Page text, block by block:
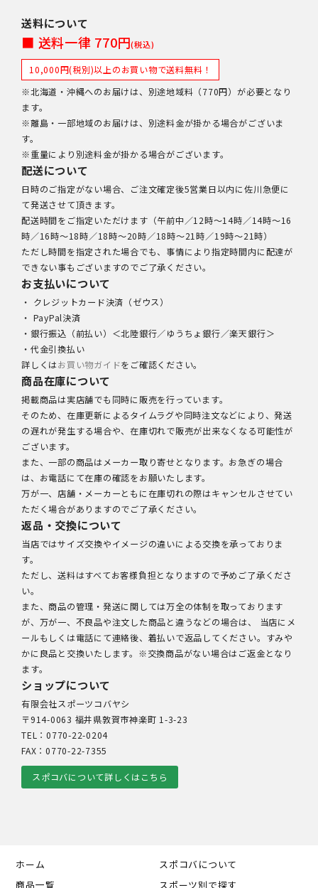
送料について
■ 送料一律 770円(税込)
10,000円(税別)以上のお買い物で送料無料！
※北海道・沖縄へのお届けは、別途地域料（770円）が必要となり
ます。
※離島・一部地域のお届けは、別途料金が掛かる場合がございま
す。
※重量により別途料金が掛かる場合がございます。
配送について
日時のご指定がない場合、ご注文確定後5営業日以内に佐川急便に
て発送させて頂きます。
配送時間をご指定いただけます（午前中／12時～14時／14時～16
時／16時～18時／18時～20時／18時～21時／19時～21時）
ただし時間を指定された場合でも、事情により指定時間内に配達が
できない事もございますのでご了承ください。
お支払いについて
・ クレジットカード決済（ゼウス）
・ PayPal決済
・銀行振込（前払い）＜北陸銀行／ゆうちょ銀行／楽天銀行＞
・代金引換払い
詳しくはお買い物ガイドをご確認ください。
商品在庫について
掲載商品は実店舗でも同時に販売を行っています。
そのため、在庫更新によるタイムラグや同時注文などにより、発送
の遅れが発生する場合や、在庫切れで販売が出来なくなる可能性が
ございます。
また、一部の商品はメーカー取り寄せとなります。お急ぎの場合
は、お電話にて在庫の確認をお願いたします。
万が一、店舗・メーカーともに在庫切れの際はキャンセルさせてい
ただく場合がありますのでご了承ください。
返品・交換について
当店ではサイズ交換やイメージの違いによる交換を承っておりま
す。
ただし、送料はすべてお客様負担となりますので予めご了承くださ
い。
また、商品の管理・発送に関しては万全の体制を取っております
が、万が一、不良品や注文した商品と違うなどの場合は、 当店にメ
ールもしくは電話にて連絡後、着払いで返品してください。すみや
かに良品と交換いたします。※交換商品がない場合はご返金となり
ます。
ショップについて
有限会社スポーツコバヤシ
〒914-0063 福井県敦賀市神楽町 1-3-23
TEL：0770-22-0204
FAX：0770-22-7355
スポコバについて詳しくはこちら
ホーム
スポコバについて
商品一覧
スポーツ別で探す